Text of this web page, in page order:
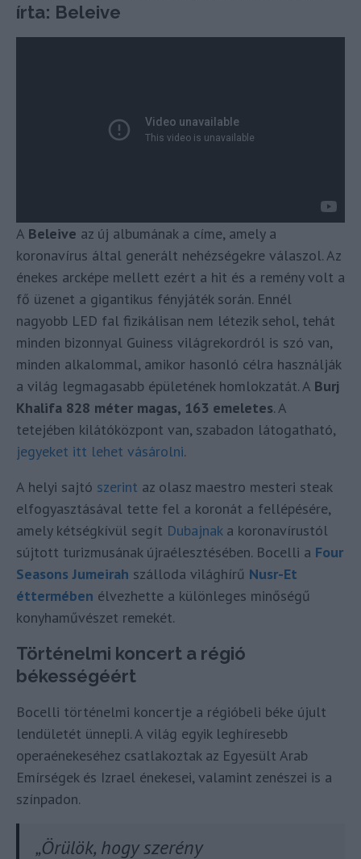
írta: Beleive
A Beleive az új albumának a címe, amely a
koronavírus által generált nehézségekre válaszol. Az
énekes arcképe mellett ezért a hit és a remény volt a
fő üzenet a gigantikus fényjáték során. Ennél
nagyobb LED fal fizikálisan nem létezik sehol, tehát
minden bizonnyal Guiness világrekordról is szó van,
minden alkalommal, amikor hasonló célra használják
a világ legmagasabb épületének homlokzatát. A Burj
Khalifa 828 méter magas, 163 emeletes. A
tetejében kilátóközpont van, szabadon látogatható,
jegyeket itt lehet vásárolni.
A helyi sajtó szerint az olasz maestro mesteri steak
elfogyasztásával tette fel a koronát a fellépésére,
amely kétségkívül segít Dubajnak a koronavírustól
sújtott turizmusának újraélesztésében. Bocelli a Four
Seasons Jumeirah szálloda világhírű Nusr-Et
éttermében élvezhette a különleges minőségű
konyhaművészet remekét.
Történelmi koncert a régió
békességéért
Bocelli történelmi koncertje a régióbeli béke újult
lendületét ünnepli. A világ egyik leghíresebb
operaénekeséhez csatlakoztak az Egyesült Arab
Emírségek és Izrael énekesei, valamint zenészei is a
színpadon.
„Örülök, hogy szerény